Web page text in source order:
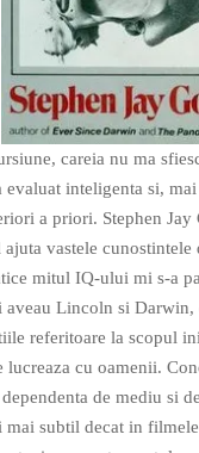
careia nu ma
inteligenta si,
a priori. Stephen
vastele
mitul IQ-ului mi s-a
aveau Lincoln si
referitoare la scopul
cu oamenii.
de mediu si
mai subtil decat in